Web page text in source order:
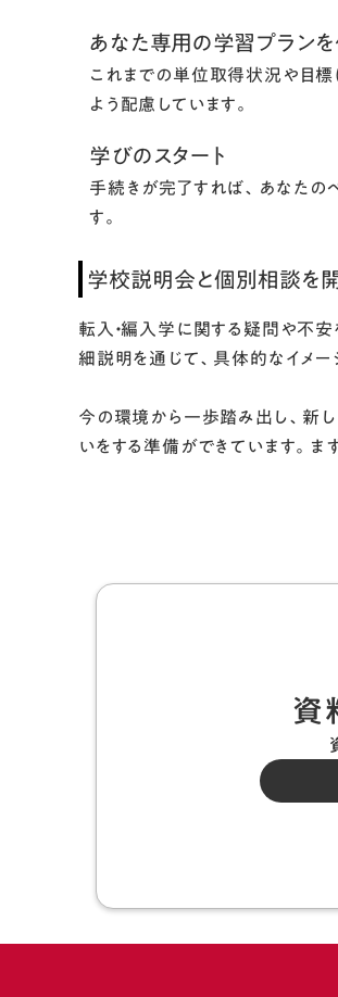
あなた専用の学習プラン
これまでの単位取得状況や目
よう配慮しています。
学びのスタート
手続きが完了すれば、あなた
す。
学校説明会と個別相談を開
転入・編入学に関する疑問や不
細説明を通じて、具体的なイメー
今の環境から一歩踏み出し、新
いをする準備ができています。ま
資